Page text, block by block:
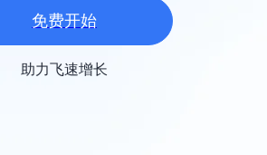
免费开始
助力飞速增长